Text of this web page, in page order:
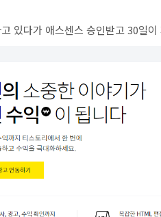
있다가 애스센스 승인받고 30일